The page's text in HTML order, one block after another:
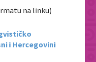
na linku)
i Hercegovini